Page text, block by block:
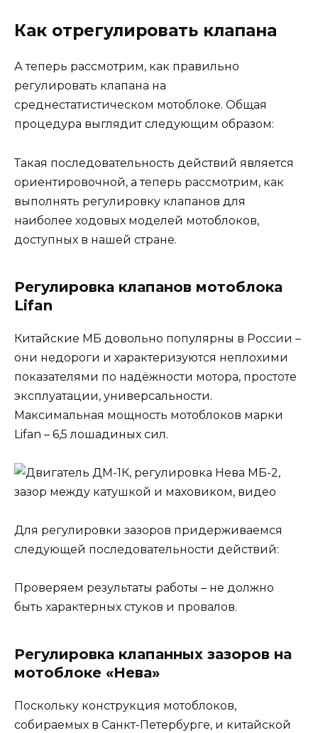
Как отрегулировать клапана
А теперь рассмотрим, как правильно
регулировать клапана на
среднестатистическом мотоблоке. Общая
процедура выглядит следующим образом:
Такая последовательность действий является
ориентировочной, а теперь рассмотрим, как
выполнять регулировку клапанов для
наиболее ходовых моделей мотоблоков,
доступных в нашей стране.
Регулировка клапанов мотоблока
Lifan
Китайские МБ довольно популярны в России –
они недороги и характеризуются неплохими
показателями по надёжности мотора, простоте
эксплуатации, универсальности.
Максимальная мощность мотоблоков марки
Lifan – 6,5 лошадиных сил.
Для регулировки зазоров придерживаемся
следующей последовательности действий:
Проверяем результаты работы – не должно
быть характерных стуков и провалов.
Регулировка клапанных зазоров на
мотоблоке «Нева»
Поскольку конструкция мотоблоков,
собираемых в Санкт-Петербурге, и китайской